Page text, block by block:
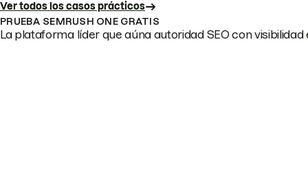
Ver todos los casos prácticos
PRUEBA SEMRUSH ONE GRATIS
La plataforma líder que aúna autoridad SEO con visibilidad